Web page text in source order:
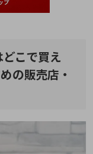
こで買え
の販売店・